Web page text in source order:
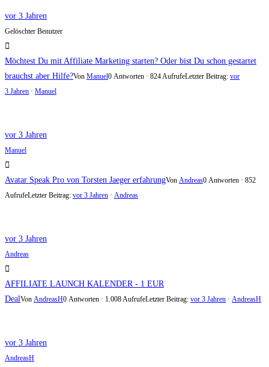
vor 3 Jahren
Gelöschter Benutzer
Möchtest Du mit Affiliate Marketing starten? Oder bist Du schon gestartet
brauchst aber Hilfe?Von Manuel0 Antworten · 824 AufrufeLetzter Beitrag: vor
3 Jahren · Manuel
vor 3 Jahren
Manuel
Avatar Speak Pro von Torsten Jaeger erfahrungVon Andreas0 Antworten · 852
AufrufeLetzter Beitrag: vor 3 Jahren · Andreas
vor 3 Jahren
Andreas
AFFILIATE LAUNCH KALENDER - 1 EUR
DealVon AndreasH0 Antworten · 1.008 AufrufeLetzter Beitrag: vor 3 Jahren · AndreasH
vor 3 Jahren
AndreasH